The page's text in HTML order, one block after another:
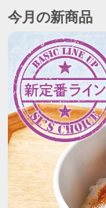
今月の新商品